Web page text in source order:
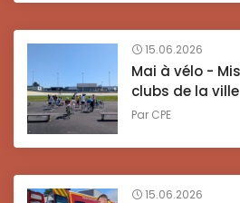
15.06.2026
Mai à vélo -
clubs de la ville
Par CPE
15.06.2026